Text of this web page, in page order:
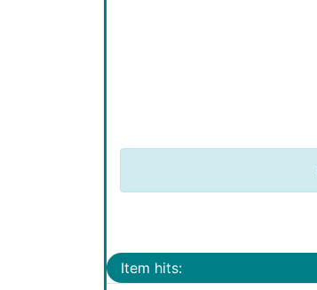
Item hits: